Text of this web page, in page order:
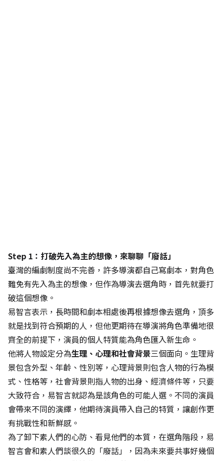
Step 1：打破先入為主的想像，來聊聊「廢話」
臺灣的編劇制度尚不完善，許多導演都自己寫劇本，對角色
難免有先入為主的想像，但作為導演去選角時，首先就要打
破這個想像。
易智言表示，長時間和劇本相處後再根據想像去選角，頂多
就是找到符合預期的人，但他更期待在導演將角色準備地很
齊全的前提下，演員的個人特質能為角色匯入新生命。
他將人物設定分為生理、心理和社會背景三個面向。生理背
景包含外型、年齡、性別等，心理背景則包含人物的行為模
式、性格等，社會背景則指人物的出身、經濟條件等，只要
大致符合，易智言就認為是該角色的可能人選。不同的演員
會帶來不同的演繹，他期待演員帶入自己的特質，讓創作更
有挑戰性和新鮮感。
為了卸下素人們的心防、看見他們的本質，在選角階段，易
智言會和素人們談很久的「廢話」，因為未來要共事好幾個